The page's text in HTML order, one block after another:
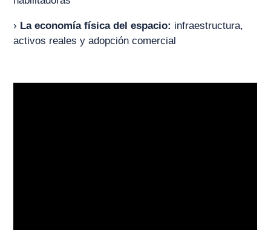
› La economía física del espacio: infraestructura,
activos reales y adopción comercial